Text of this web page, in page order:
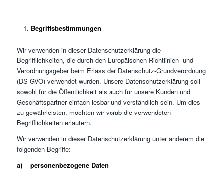
Begriffsbestimmungen
Wir verwenden in dieser Datenschutzerklärung die
Begrifflichkeiten, die durch den Europäischen Richtlinien- und
Verordnungsgeber beim Erlass der Datenschutz-Grundverordnung
(DS-GVO) verwendet wurden. Unsere Datenschutzerklärung soll
sowohl für die Öffentlichkeit als auch für unsere Kunden und
Geschäftspartner einfach lesbar und verständlich sein. Um dies
zu gewährleisten, möchten wir vorab die verwendeten
Begrifflichkeiten erläutern.
Wir verwenden in dieser Datenschutzerklärung unter anderem die
folgenden Begriffe:
a) personenbezogene Daten